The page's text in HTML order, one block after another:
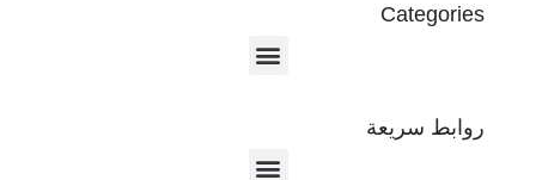
Categories
روابط سريعة